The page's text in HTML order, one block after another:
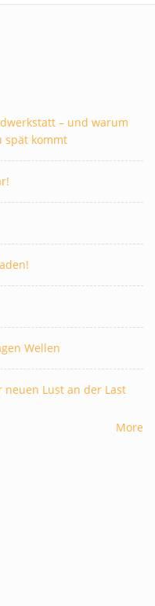
– und warum
spät kommt
Wellen
neuen Lust an der Last
More